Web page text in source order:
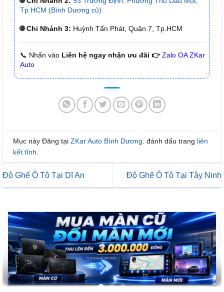
Tp.HCM (Bình Dương cũ)
🌐 Chi Nhánh 3: Huỳnh Tấn Phát, Quận 7, Tp.HCM
📞 Nhấn vào Liên hệ ngay nhận ưu đãi 👉 Zalo OA ZKar
Auto
Mục này Đăng tại ZKar Auto Bình Dương. đánh dấu trang liên
kết tĩnh.
Độ Ghế Ô Tô Tại Dĩ An Độ Ghế Ô Tô Tại Tây Ninh